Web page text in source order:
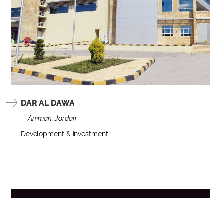
DAR AL DAWA
Amman, Jordan
Development & Investment